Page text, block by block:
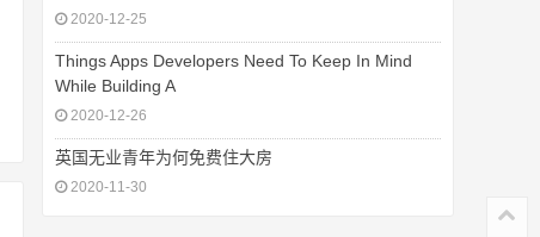
2020-12-25
Things Apps Developers Need To Keep In Mind
While Building A
2020-12-26
英国无业青年为何免费住大房
2020-11-30